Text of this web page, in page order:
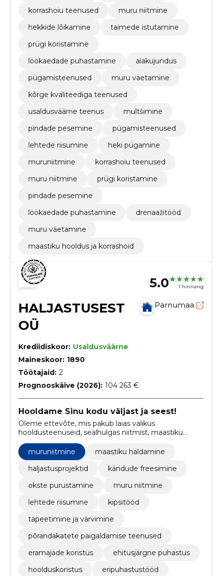
korrashoiu teenused
muru niitmine
hekkide lõikamine
taimede istutamine
prügi koristamine
löökaedade puhastamine
aiakujundus
pügamisteenused
muru väetamine
kõrge kvaliteediga teenused
usaldusväärne teenus
multšimine
pindade pesemine
pügamisteenused
lehtede riisumine
heki pügamine
muruniitmine
korrashoiu teenused
muru niitmine
prügi koristamine
pindade pesemine
löökaedade puhastamine
drenaažitööd
muru väetamine
maastiku hooldus ja korrashoid
5.0 1 hinnang
HALJASTUSEST
OÜ
Pärnumaa
Krediidiskoor: Usaldusväärne
Maineskoor: 1890
Töötajaid: 2
Prognooskäive (2026): 104 263 €
Hooldame Sinu kodu väljast ja seest!
Oleme ettevõte, mis pakub laias valikus
hooldusteenuseid, sealhulgas niitmist, maastiku
muruniitmine
maastiku haldamine
haljastusprojektid
kändude freesimine
okste purustamine
muru niitmine
lehtede riisumine
kipsitööd
tapeetimine ja värvimine
põrandakatete paigaldamise teenused
eramajade koristus
ehitusjärgne puhastus
hoolduskoristus
eripuhastustööd